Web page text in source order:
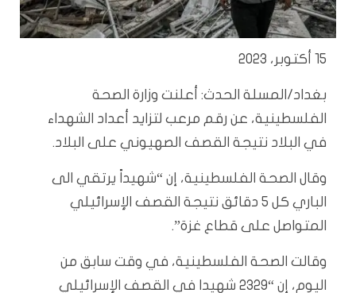
15 أكتوبر، 2023
بغداد/المسلة الحدث: أعلنت وزارة الصحة
الفلسطينية، عن رقم مرعب لتزايد أعداد الشهداء
في البلاد نتيجة القصف الصهيوني على البلاد.
وقال الصحة الفلسطينية، إن “شهيداً يرتقي الى
الباري كل 5 دقائق نتيجة القصف الإسرائيلي
المتواصل على قطاع غزة”.
وقالت الصحة الفلسطينية، في وقت سابق من
اليوم، إن “2329 شهيدا في القصف الإسرائيلي